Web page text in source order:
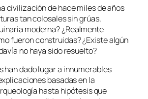
civilización de hace miles de años
tan colosales sin grúas,
moderna? ¿Realmente
fueron construidas? ¿Existe algún
no haya sido resuelto?
han dado lugar a innumerables
basadas en la
hasta hipótesis que